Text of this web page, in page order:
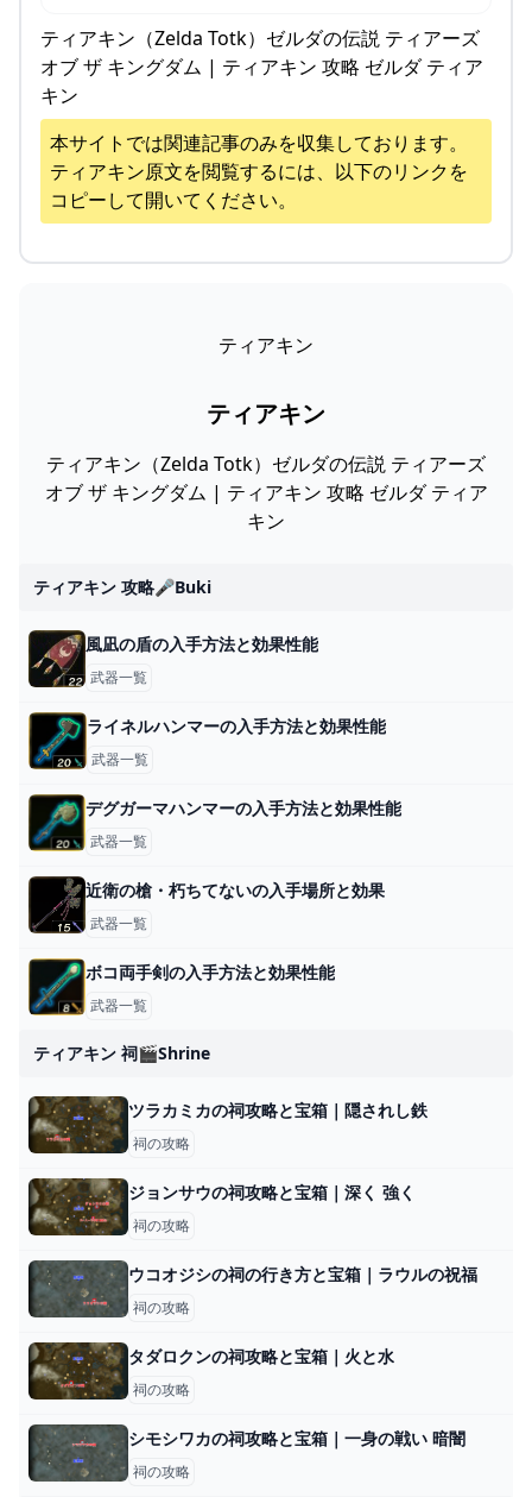
ティアキン（Zelda Totk）ゼルダの伝説 ティアーズ
オブ ザ キングダム | ティアキン 攻略 ゼルダ ティア
キン
本サイトでは関連記事のみを収集しております。
ティアキン原文を閲覧するには、以下のリンクを
コピーして開いてください。
ティアキン
ティアキン
ティアキン（Zelda Totk）ゼルダの伝説 ティアーズ
オブ ザ キングダム | ティアキン 攻略 ゼルダ ティア
キン
ティアキン 攻略🎤buki
風凪の盾の入手方法と効果性能
武器一覧
ライネルハンマーの入手方法と効果性能
武器一覧
デグガーマハンマーの入手方法と効果性能
武器一覧
近衛の槍・朽ちてないの入手場所と効果
武器一覧
ボコ両手剣の入手方法と効果性能
武器一覧
ティアキン 祠🎬shrine
ツラカミカの祠攻略と宝箱｜隠されし鉄
祠の攻略
ジョンサウの祠攻略と宝箱｜深く 強く
祠の攻略
ウコオジシの祠の行き方と宝箱｜ラウルの祝福
祠の攻略
タダロクンの祠攻略と宝箱｜火と水
祠の攻略
シモシワカの祠攻略と宝箱｜一身の戦い 暗闇
祠の攻略